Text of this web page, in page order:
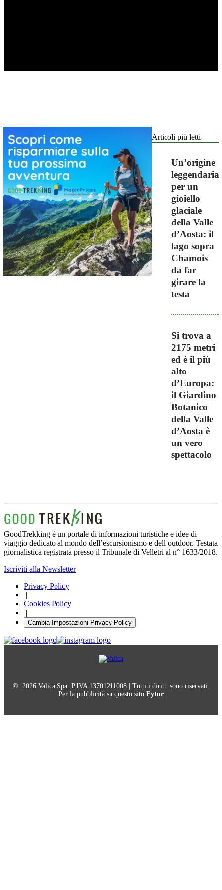
Articoli più letti
Un’origine
leggendaria
per un
gioiello
glaciale
della Valle
d’Aosta: il
lago sopra
Chamois
da far
girare la
testa
Si trova a
2175 metri
ed è il più
alto
d’Europa:
il Giardino
Botanico
della Valle
d’Aosta è
un vero
spettacolo
GoodTrekking è un portale di informazioni turistiche e idee di
viaggio dedicato al mondo dell’escursionismo e dell’outdoor. Testata
giornalistica registrata presso il Tribunale di Velletri al n° 1633/2018.
Iscriviti alla Newsletter
Privacy Policy
|
Cookies Policy
|
Cambia Impostazioni Privacy Policy
© 2026 Valica Spa. P.IVA 13701211008 | Tutti i diritti sono riservati.
Per la pubblicità su questo sito Fytur